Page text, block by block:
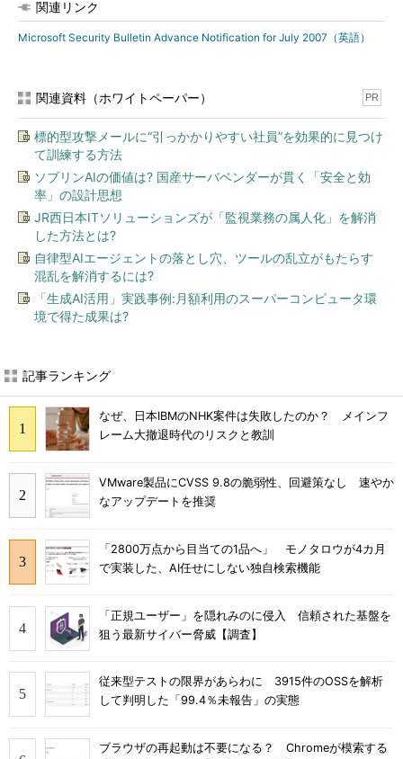
関連リンク
Microsoft Security Bulletin Advance Notification for July 2007（英語）
関連資料（ホワイトペーパー） PR
標的型攻撃メールに“引っかかりやすい社員”を効果的に見つけ
て訓練する方法
ソブリンAIの価値は? 国産サーバベンダーが貫く「安全と効
率」の設計思想
JR西日本ITソリューションズが「監視業務の属人化」を解消
した方法とは?
自律型AIエージェントの落とし穴、ツールの乱立がもたらす
混乱を解消するには?
「生成AI活用」実践事例:月額利用のスーパーコンピュータ環
境で得た成果は?
記事ランキング
なぜ、日本IBMのNHK案件は失敗したのか？ メインフ
レーム大撤退時代のリスクと教訓
VMware製品にCVSS 9.8の脆弱性、回避策なし 速やか
なアップデートを推奨
「2800万点から目当ての1品へ」 モノタロウが4カ月
で実装した、AI任せにしない独自検索機能
「正規ユーザー」を隠れみのに侵入 信頼された基盤を
狙う最新サイバー脅威【調査】
従来型テストの限界があらわに 3915件のOSSを解析
して判明した「99.4％未報告」の実態
ブラウザの再起動は不要になる？ Chromeが模索する